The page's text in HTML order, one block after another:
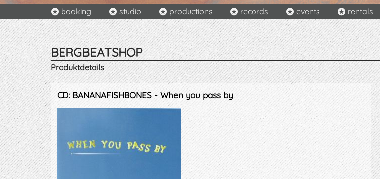
überspringen
booking studio productions records events rentals
BERGBEATSHOP
Produktdetails
CD: BANANAFISHBONES - When you pass by